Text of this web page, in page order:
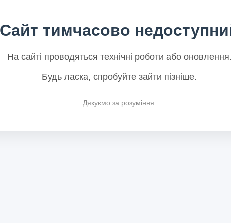
Сайт тимчасово
На сайті проводяться технічні роботи або оновлення.
Будь ласка, спробуйте зайти пізніше.
Дякуємо за розуміння.